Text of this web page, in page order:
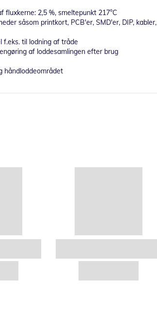
fluxkerne: 2,5 %, smeltepunkt 217°C
såsom printkort, PCB'er, SMD'er, DIP,
f.eks. til lodning af tråde
af loddesamlingen efter brug
håndloddeområdet